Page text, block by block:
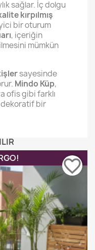
sağlar. İç dolgu
kırpılmış
bir oturum
, içeriğin
mümkün
sayesinde
Mindo Küp,
ofis gibi farklı
dekoratif bir
favorite_border